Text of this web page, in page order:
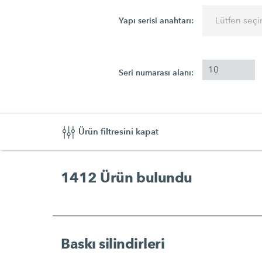
Yapı serisi anahtarı: Lütfen
Seri numarası alanı:
Ürün filtresini kapat
1412 Ürün bulundu
Baskı silindirleri